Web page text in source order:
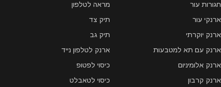
חגורות עור
ארנקי עור
ארנק יוקרתי
ארנק עם תא למטבעות
ארנק אלומיניום
ארנק קרבון
מראה לטלפון
תיק צד
תיק גב
ארנק לטלפון נייד
כיסוי לפטופ
כיסוי לטאבלט